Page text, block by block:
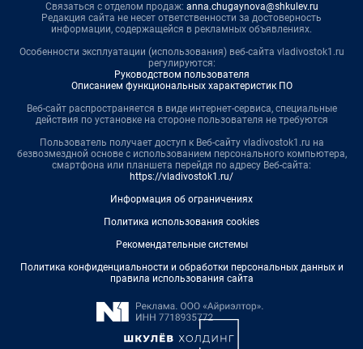
Связаться с отделом продаж: anna.chugaynova@shkulev.ru
Редакция сайта не несет ответственности за достоверность
информации, содержащейся в рекламных объявлениях.
Особенности эксплуатации (использования) веб-сайта vladivostok1.ru
регулируются:
Руководством пользователя
Описанием функциональных характеристик ПО
Веб-сайт распространяется в виде интернет-сервиса, специальные
действия по установке на стороне пользователя не требуются
Пользователь получает доступ к Веб-сайту vladivostok1.ru на
безвозмездной основе с использованием персонального компьютера,
смартфона или планшета перейдя по адресу Веб-сайта:
https://vladivostok1.ru/
Информация об ограничениях
Политика использования cookies
Рекомендательные системы
Политика конфиденциальности и обработки персональных данных и
правила использования сайта